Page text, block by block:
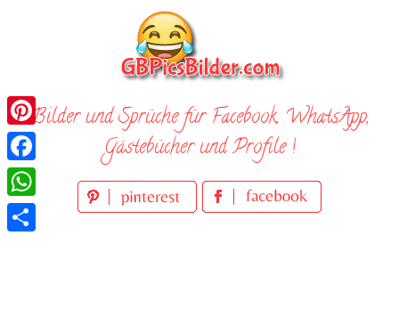
Bilder und Sprüche für Facebook, WhatsApp,
Gästebücher und Profile !
Pinterest
Facebook
WhatsApp